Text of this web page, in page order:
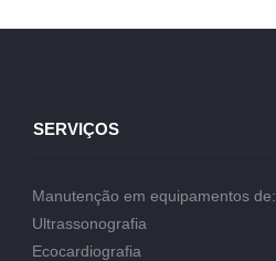
SERVIÇOS
Manutenção em equipamentos de:
Ultrassonografia
Ecocardiografia